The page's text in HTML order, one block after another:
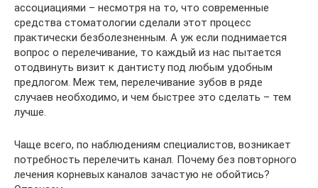
ассоциациями – несмотря на то, что современные
средства стоматологии сделали этот процесс
практически безболезненным. А уж если поднимается
вопрос о перелечивание, то каждый из нас пытается
отодвинуть визит к дантисту под любым удобным
предлогом. Меж тем, перелечивание зубов в ряде
случаев необходимо, и чем быстрее это сделать – тем
лучше.
Чаще всего, по наблюдениям специалистов, возникает
потребность перелечить канал. Почему без повторного
лечения корневых каналов зачастую не обойтись?